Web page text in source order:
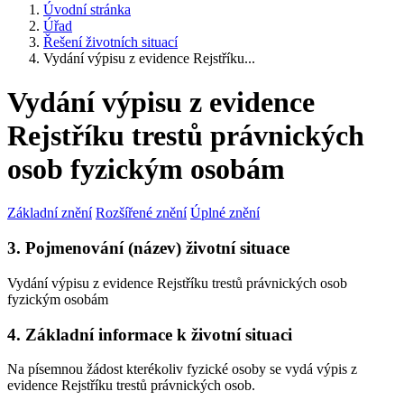
Úvodní stránka
Úřad
Řešení životních situací
Vydání výpisu z evidence Rejstříku...
Vydání výpisu z evidence
Rejstříku trestů právnických
osob fyzickým osobám
Základní znění Rozšířené znění Úplné znění
3. Pojmenování (název) životní situace
Vydání výpisu z evidence Rejstříku trestů právnických osob
fyzickým osobám
4. Základní informace k životní situaci
Na písemnou žádost kterékoliv fyzické osoby se vydá výpis z
evidence Rejstříku trestů právnických osob.